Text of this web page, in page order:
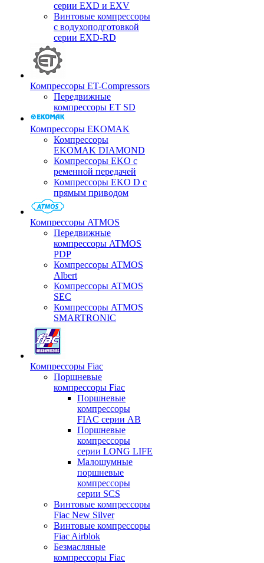
серии EXD и EXV
Винтовые компрессоры
с водухоподготовкой
серии EXD-RD
Компрессоры ET-Compressors
Передвижные
компрессоры ET SD
Компрессоры EKOMAK
Компрессоры
EKOMAK DIAMOND
Компрессоры EKO c
ременной передачей
Компрессоры EKO D с
прямым приводом
Компрессоры ATMOS
Передвижные
компрессоры ATMOS
PDP
Компрессоры ATMOS
Albert
Компрессоры ATMOS
SEC
Компрессоры ATMOS
SMARTRONIC
Компрессоры Fiac
Поршневые
компрессоры Fiac
Поршневые
компрессоры
FIAC серии AB
Поршневые
компрессоры
серии LONG LIFE
Малошумные
поршневые
компрессоры
серии SCS
Винтовые компрессоры
Fiac New Silver
Винтовые компрессоры
Fiac Airblok
Безмасляные
компрессоры Fiac